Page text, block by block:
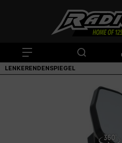
LENKERENDENSPIEGEL